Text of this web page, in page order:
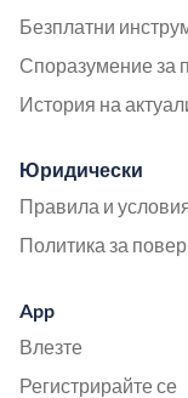
Безплатни
Споразумение за
История на
Юридически
Правила и
Политика за
App
Влезте
Регистрирайте се